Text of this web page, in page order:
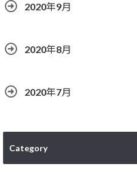
2020年9月
2020年8月
2020年7月
Category